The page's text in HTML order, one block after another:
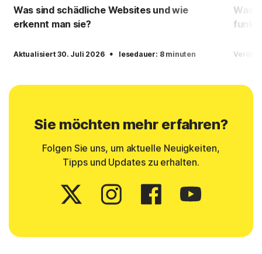
Was sind schädliche Websites und wie
erkennt man sie?
Aktualisiert 30. Juli 2026 · lesedauer: 8 minuten
Was
Sie möchten mehr erfahren?
Folgen Sie uns, um aktuelle Neuigkeiten,
Tipps und Updates zu erhalten.